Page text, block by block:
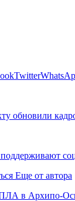
Twitter
обновили
Еще от автора
в Архипо-